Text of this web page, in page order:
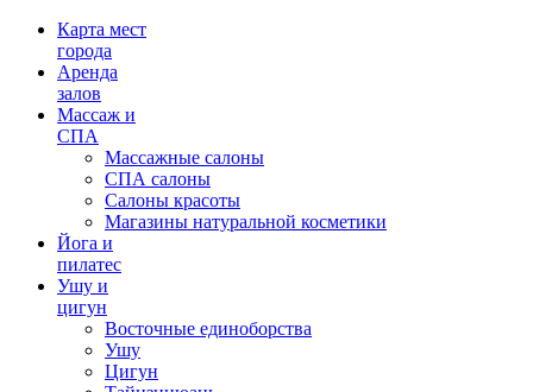
Карта мест
города
Аренда
залов
Массаж и
СПА
Массажные салоны
СПА салоны
Салоны красоты
Магазины натуральной косметики
Йога и
пилатес
Ушу и
цигун
Восточные единоборства
Ушу
Цигун